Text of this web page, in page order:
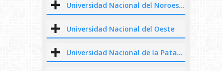
Universidad Nacional del Noroeste de la Provincia de Buenos Aires
Universidad Nacional del Oeste
Universidad Nacional de la Patagonia San Juan Bosco